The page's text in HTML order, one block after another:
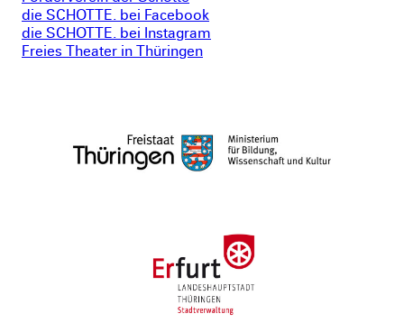
die SCHOTTE. bei Facebook
die SCHOTTE. bei Instagram
Freies Theater in Thüringen